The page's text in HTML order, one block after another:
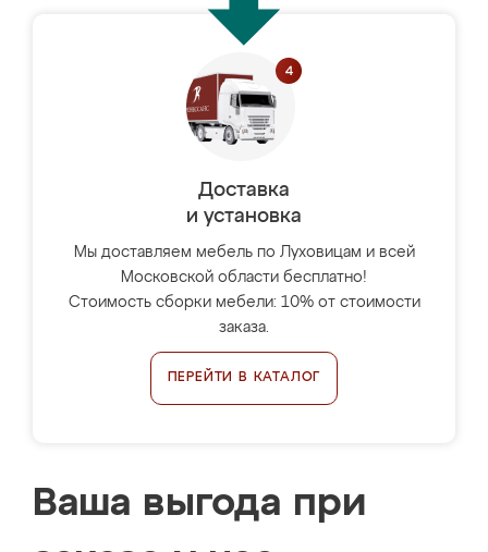
Доставка
и установка
Мы доставляем мебель по Луховицам и всей
Московской области бесплатно!
Стоимость сборки мебели: 10% от стоимости
заказа.
ПЕРЕЙТИ В КАТАЛОГ
Ваша выгода при